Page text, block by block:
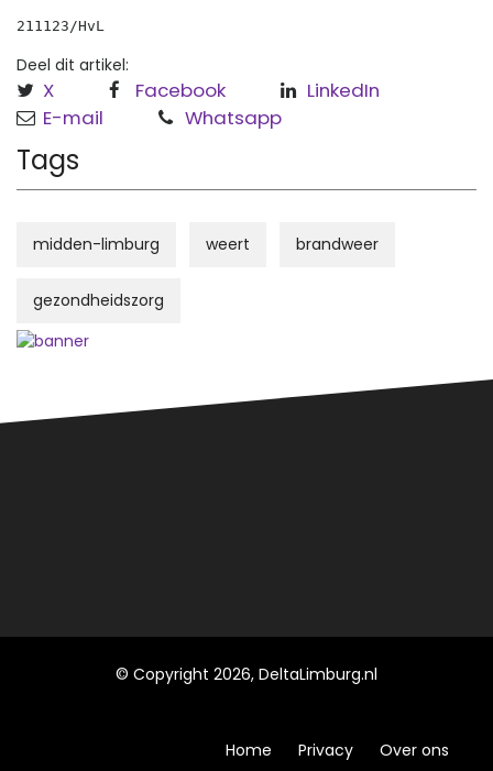
211123/HvL
Deel dit artikel:
X Facebook
LinkedIn
E-mail
Whatsapp
Tags
midden-limburg weert brandweer
gezondheidszorg
© Copyright 2026, DeltaLimburg.nl
Home Privacy Over ons